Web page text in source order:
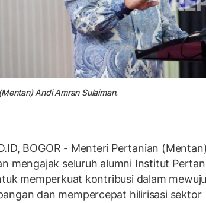
Andi Amran Sulaiman.
BOGOR - Menteri Pertanian
mengajak seluruh alumni Institut
memperkuat kontribusi dalam
dan mempercepat hilirisasi sektor